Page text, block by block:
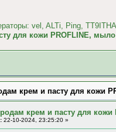
vel , ALTi, Ping,
для кожи PROFLINE, мыло
крем и пасту для кожи
крем и пасту для кожи
: 22-10-2024, 23:25:20 »